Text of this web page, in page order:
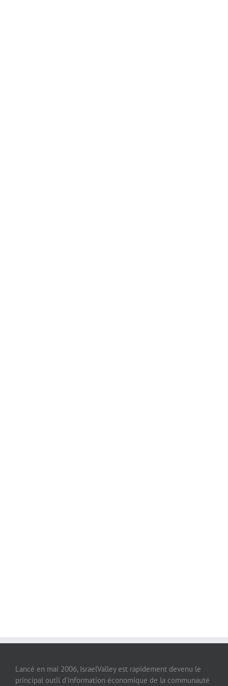
Lancé en mai 2006, IsraelValley est rapidement devenu le
principal outil d’information économique de la communauté